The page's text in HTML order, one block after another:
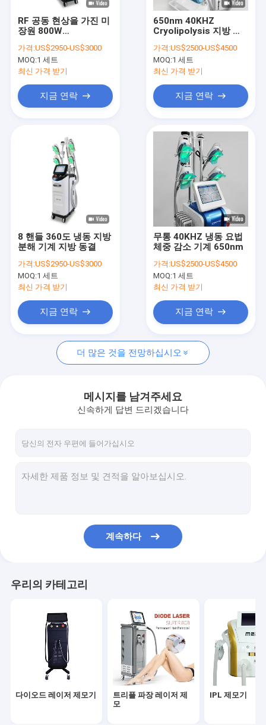
우리 에 관한 것
공장 투어
뉴스
인용 을 요청 하십시오
트리플 파장 레이저 제모
IPL 제모기
EMS 몸 조각 기계
무선 주파수 장비
냉동지방분해 기계
주름 방지 기계
RF 공동 현상을 가진 미
장원 800W
손잡이
가격:US$2950-US$3000
MOQ:1 세트
최신 가격 받기
지금 연락
650nm 40KHZ
Cryolipolysis 지방 어
소
가격:US$2500-US$4500
MOQ:1 세트
최신 가격 받기
지금 연락
8 핸들 360도 냉동 지방
분해 기계 지방 동결
가격:US$2950-US$3000
MOQ:1 세트
최신 가격 받기
지금 연락
무통 40KHZ 냉동 요법
체중 감소 기계 650nm
가격:US$2500-US$4500
MOQ:1 세트
최신 가격 받기
지금 연락
더 많은 것을 전망하십시오
메시지를 남겨주세요
신속하게 답변 드리겠습니다
계속하다
우리의 카테고리
다이오드 레이저 제모기
트리플 파장 레이저 제
모
IPL 제모기